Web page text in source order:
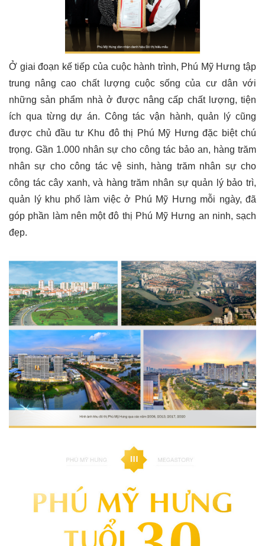
Ở giai đoạn kế tiếp của cuộc hành trình, Phú Mỹ Hưng tập
trung nâng cao chất lượng cuộc sống của cư dân với
những sản phẩm nhà ở được nâng cấp chất lượng, tiện
ích qua từng dự án. Công tác vận hành, quản lý cũng
được chủ đầu tư Khu đô thị Phú Mỹ Hưng đặc biệt chú
trọng. Gần 1.000 nhân sự cho công tác bảo an, hàng trăm
nhân sự cho công tác vệ sinh, hàng trăm nhân sự cho
công tác cây xanh, và hàng trăm nhân sự quản lý bảo trì,
quản lý khu phố làm việc ở Phú Mỹ Hưng mỗi ngày, đã
góp phần làm nên một đô thị Phú Mỹ Hưng an ninh, sạch
đẹp.